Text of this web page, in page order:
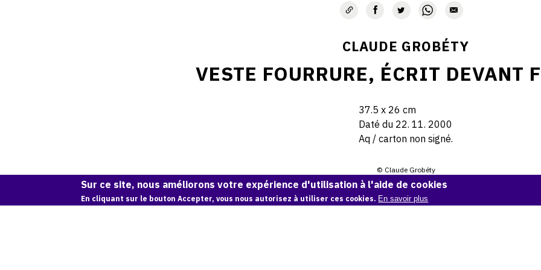
CLAUDE GROBÉTY
VESTE FOURRURE, ÉCRIT DEVANT
37.5 x 26 cm
Daté du 22. 11. 2000
Aq / carton non signé.
© Claude Grobéty
Demande d'information
Sur ce site, nous améliorons votre expérience d'utilisation à l'aide de cookies
En cliquant sur le bouton Accepter, vous nous autorisez à utiliser ces cookies. En savoir plus